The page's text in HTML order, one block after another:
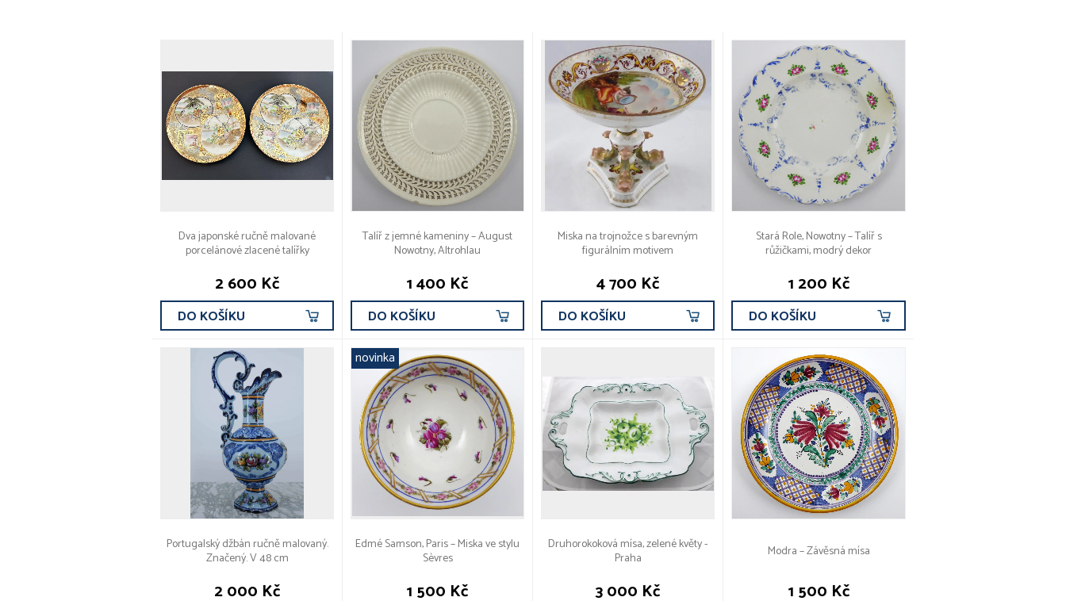
Dva japonské ručně malované
porcelánové zlacené talířky
2 600 Kč
DO KOŠÍKU
Talíř z jemné kameniny – August
Nowotny, Altrohlau
1 400 Kč
DO KOŠÍKU
Miska na trojnožce s barevným
figurálním motivem
4 700 Kč
DO KOŠÍKU
Stará Role, Nowotny – Talíř s
růžičkami, modrý dekor
1 200 Kč
DO KOŠÍKU
Portugalský džbán ručně malovaný.
Značený. V 48 cm
2 000 Kč
novinka
Edmé Samson, Paris – Miska ve stylu
Sèvres
1 500 Kč
Druhorokoková mísa, zelené květy -
Praha
3 000 Kč
Modra – Závěsná mísa
1 500 Kč